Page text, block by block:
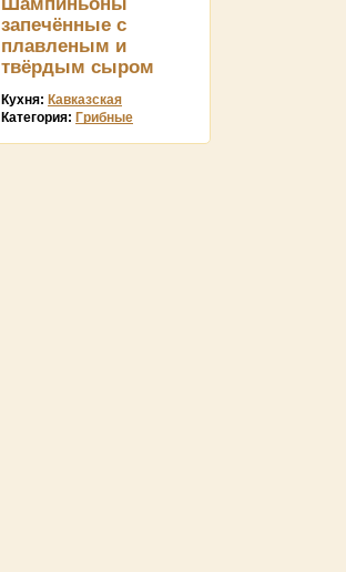
запечённые с
плавленым и
твёрдым сыром
Кухня: Кавказская
Категория: Грибные